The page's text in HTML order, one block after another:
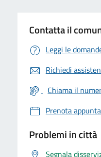
Contatta il
Leggi le
Richiedi
Chiama il
Prenota
Problemi in città
Segnala